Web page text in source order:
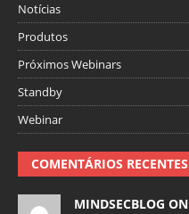
Notícias
Produtos
Próximos Webinars
Standby
Webinar
COMENTÁRIOS RECENTES
MINDSECBLOG ON